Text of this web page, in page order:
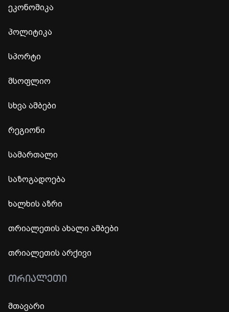
ეკონომიკა
პოლიტიკა
სპორტი
მსოფლიო
სხვა ამბები
რეგიონი
სამართალი
საზოგადოება
ხალხის აზრი
თრიალეთის ახალი ამბები
თრიალეთის არქივი
ᲗᲠᲘᲐᲚᲔᲗᲘ
მთავარი